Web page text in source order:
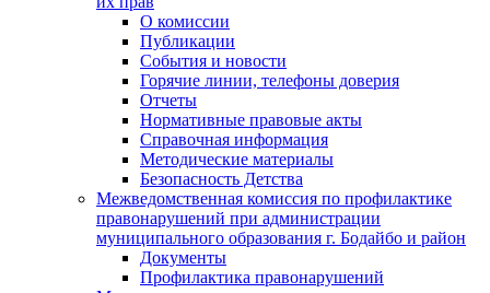
О комиссии
Публикации
События и новости
Горячие линии, телефоны доверия
Отчеты
Нормативные правовые акты
Справочная информация
Методические материалы
Безопасность Детства
Межведомственная комиссия по профилактике
правонарушений при администрации
муниципального образования г. Бодайбо и район
Документы
Профилактика правонарушений